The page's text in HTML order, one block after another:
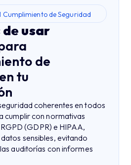
Cumplimiento de Seguridad
usar
de
tu
coherentes en todos
cumplir con normativas
(GDPR) e HIPAA,
sensibles, evitando
auditorías con informes